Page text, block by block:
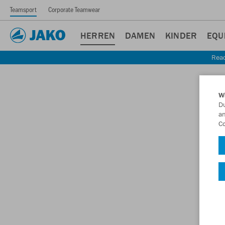
Teamsport Corporate Teamwear
HERREN DAMEN KINDER